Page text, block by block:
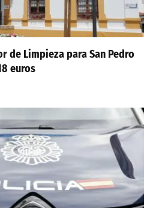
de Limpieza para San Pedro
euros